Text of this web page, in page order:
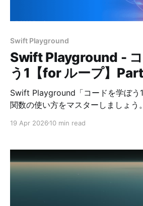
Swift Playground
Swift Playground -
う1【for ループ】
Swift Playground「コードを学ぼう
関数の使い方をマスターしましょう
の正解例を掲載しています。
19 Apr 2026 10 min read